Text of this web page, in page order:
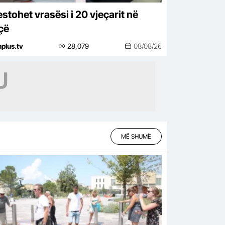
vrasësi i 20 vjeçarit në
28,079 08/08/26
MË SHUMË